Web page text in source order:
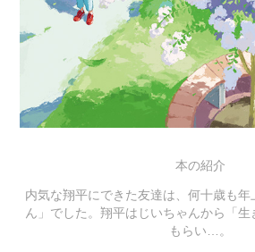
本の紹介
内気な翔平にできた友達は、何十歳も年
ん」でした。翔平はじいちゃんから「
もらい…。